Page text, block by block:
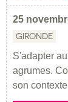
25
GIRONDE
S'adapter
agrumes.
son